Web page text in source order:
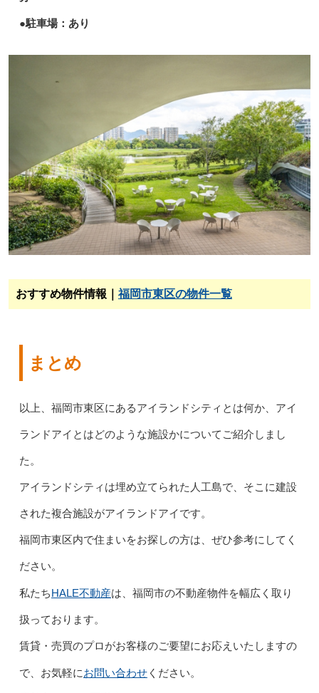
●駐車場：あり
おすすめ物件情報｜福岡市東区の物件一覧
まとめ
以上、福岡市東区にあるアイランドシティとは何か、アイ
ランドアイとはどのような施設かについてご紹介しまし
た。
アイランドシティは埋め立てられた人工島で、そこに建設
された複合施設がアイランドアイです。
福岡市東区内で住まいをお探しの方は、ぜひ参考にしてく
ださい。
私たちHALE不動産は、福岡市の不動産物件を幅広く取り
扱っております。
賃貸・売買のプロがお客様のご要望にお応えいたしますの
で、お気軽にお問い合わせください。